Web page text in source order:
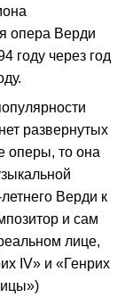
опера Верди
году через год
развернутых
оперы, то она
Верди к
и сам
лице,
IV» и «Генрих